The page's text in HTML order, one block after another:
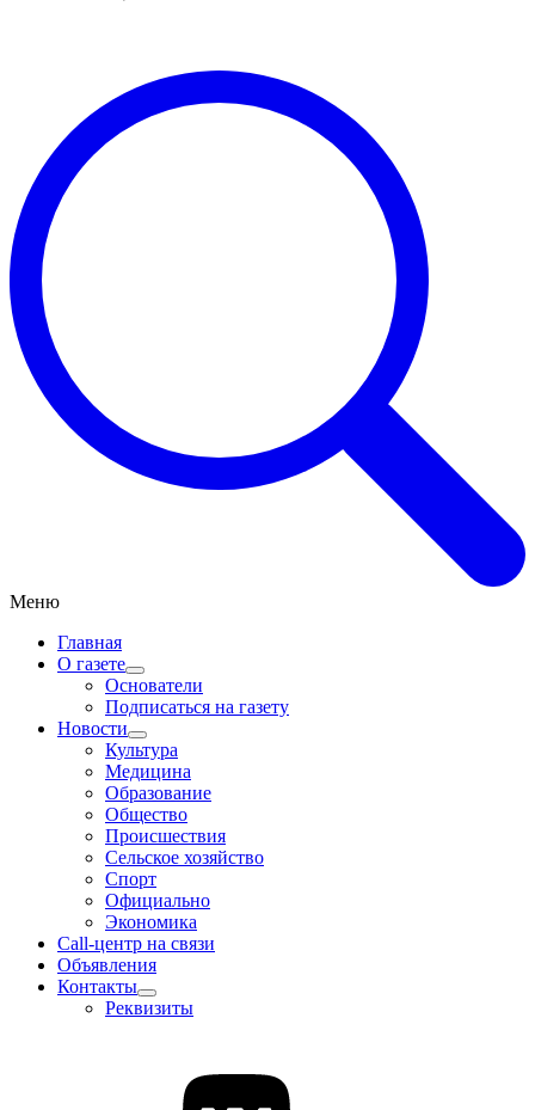
Меню
Главная
О газете
Основатели
Подписаться на газету
Новости
Культура
Медицина
Образование
Общество
Происшествия
Сельское хозяйство
Спорт
Официально
Экономика
Call-центр на связи
Объявления
Контакты
Реквизиты